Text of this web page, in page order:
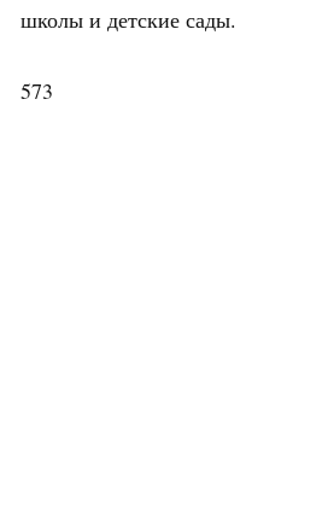
школы и детские сады.
573